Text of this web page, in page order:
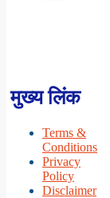
मुख्य लिंक
Terms &
Conditions
Privacy
Policy
Disclaimer